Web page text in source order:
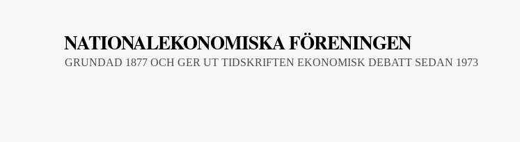
NATIONALEKONOMISKA FÖRENINGEN
GRUNDAD 1877 OCH GER UT TIDSKRIFTEN EKONOMISK DEBATT SEDAN 1973